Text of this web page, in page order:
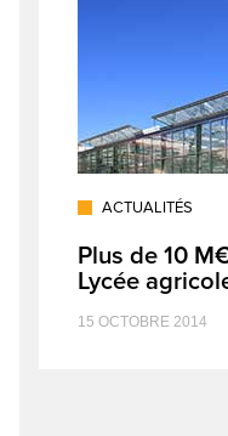
ACTUALITÉS
Plus de 10
Lycée
15 OCTOBRE 2014